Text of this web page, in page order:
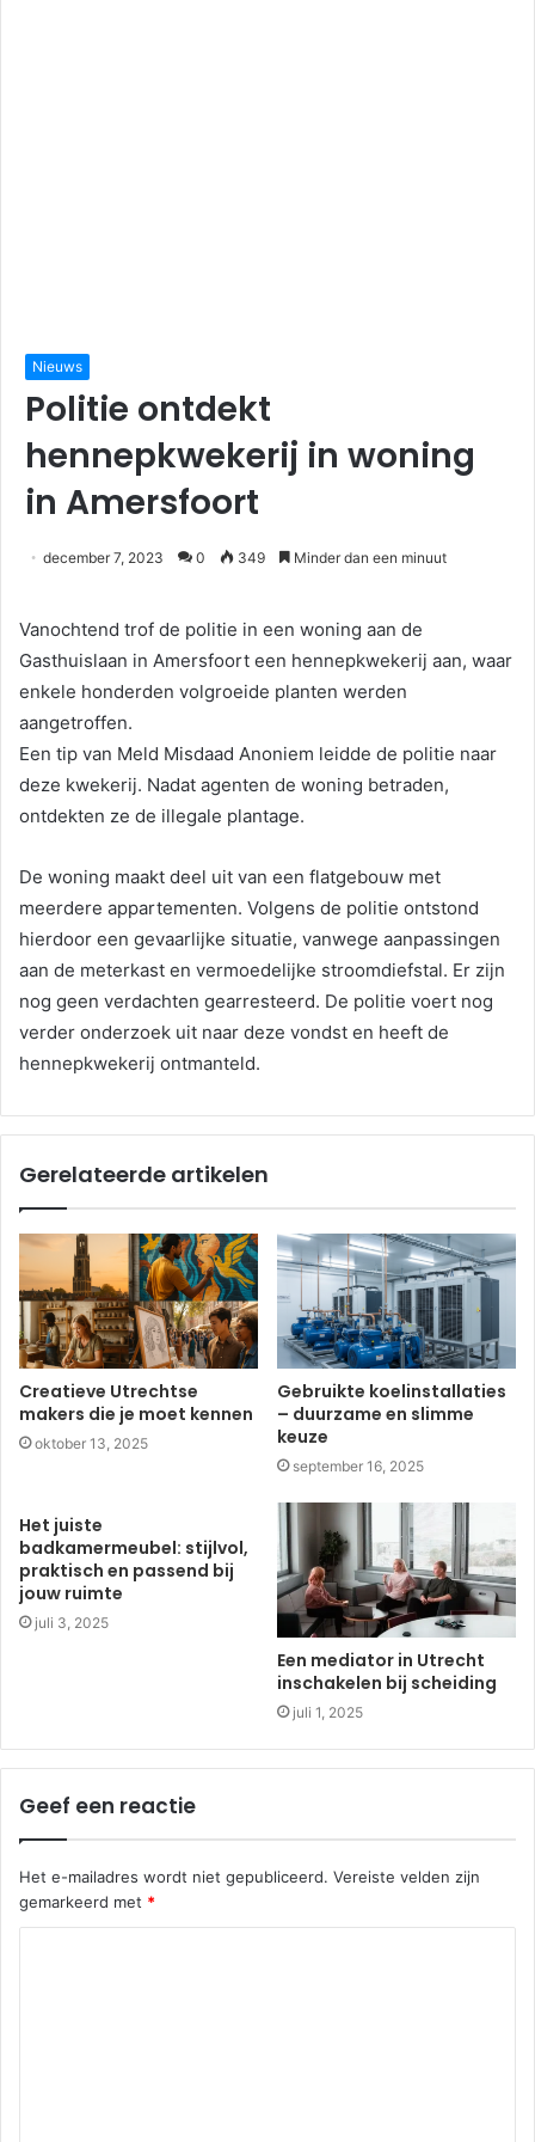
Nieuws
Politie ontdekt
hennepkwekerij in woning
in Amersfoort
december 7, 2023 0 349 Minder dan een minuut
Vanochtend trof de politie in een woning aan de
Gasthuislaan in Amersfoort een hennepkwekerij aan, waar
enkele honderden volgroeide planten werden
aangetroffen.
Een tip van Meld Misdaad Anoniem leidde de politie naar
deze kwekerij. Nadat agenten de woning betraden,
ontdekten ze de illegale plantage.
De woning maakt deel uit van een flatgebouw met
meerdere appartementen. Volgens de politie ontstond
hierdoor een gevaarlijke situatie, vanwege aanpassingen
aan de meterkast en vermoedelijke stroomdiefstal. Er zijn
nog geen verdachten gearresteerd. De politie voert nog
verder onderzoek uit naar deze vondst en heeft de
hennepkwekerij ontmanteld.
Gerelateerde artikelen
Creatieve Utrechtse
makers die je moet kennen
oktober 13, 2025
Gebruikte koelinstallaties
– duurzame en slimme
keuze
september 16, 2025
Het juiste
badkamermeubel: stijlvol,
praktisch en passend bij
jouw ruimte
juli 3, 2025
Een mediator in Utrecht
inschakelen bij scheiding
juli 1, 2025
Geef een reactie
Het e-mailadres wordt niet gepubliceerd. Vereiste velden zijn
gemarkeerd met *